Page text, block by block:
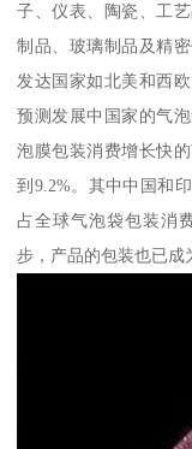
子、仪表、陶瓷、工
制品、玻璃制品及精
发达国家如北美和西
预测发展中国家的气
泡膜包装消费增长快
到9.2%。其中中国和
占全球气泡袋包装消
步，产品的包装也已成